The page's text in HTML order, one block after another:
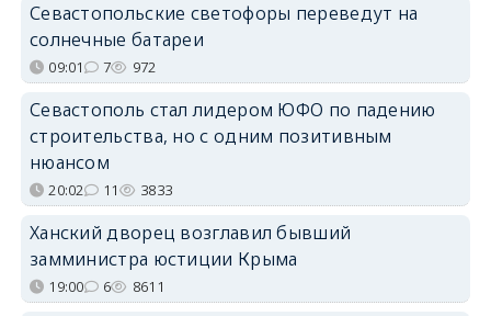
Севастопольские светофоры переведут на
солнечные батареи
09:01 7 972
Севастополь стал лидером ЮФО по падению
строительства, но с одним позитивным
нюансом
20:02 11 3833
Ханский дворец возглавил бывший
замминистра юстиции Крыма
19:00 6 8611